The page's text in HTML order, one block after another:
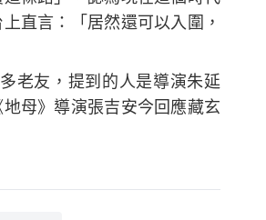
直言：「居然還可以入圍，
老友，提到的人是導演朱延
母》導演張吉安今回應藏玄